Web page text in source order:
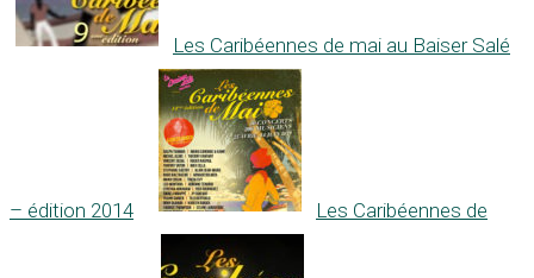
Les Caribéennes de mai au Baiser Salé
– édition 2014 Les Caribéennes de